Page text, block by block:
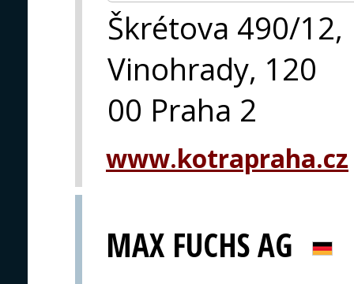
Škrétova 490/12,
Vinohrady, 120
00 Praha 2
www.kotrapraha.cz
MAX FUCHS AG